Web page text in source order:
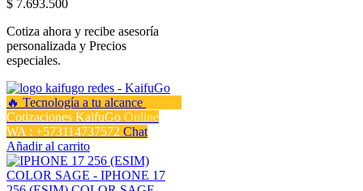
$ 7.693.500
Cotiza ahora y recibe asesoría
personalizada y Precios
especiales.
Cotizaciones KaifuGo Online
WA : +573114737572 Chat
Añadir al carrito